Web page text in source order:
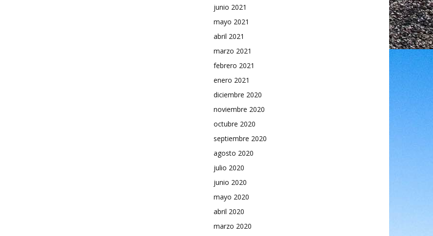
junio 2021
mayo 2021
abril 2021
marzo 2021
febrero 2021
enero 2021
diciembre 2020
noviembre 2020
octubre 2020
septiembre 2020
agosto 2020
julio 2020
junio 2020
mayo 2020
abril 2020
marzo 2020